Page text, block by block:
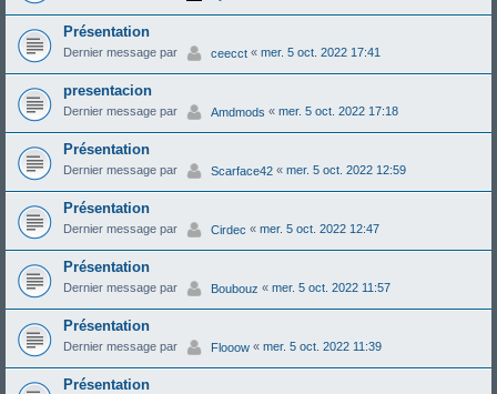
Présentation
Dernier message par ceecct « mer. 5 oct. 2022 17:41
presentacion
Dernier message par Amdmods « mer. 5 oct. 2022 17:18
Présentation
Dernier message par Scarface42 « mer. 5 oct. 2022 12:59
Présentation
Dernier message par Cirdec « mer. 5 oct. 2022 12:47
Présentation
Dernier message par Boubouz « mer. 5 oct. 2022 11:57
Présentation
Dernier message par Flooow « mer. 5 oct. 2022 11:39
Présentation